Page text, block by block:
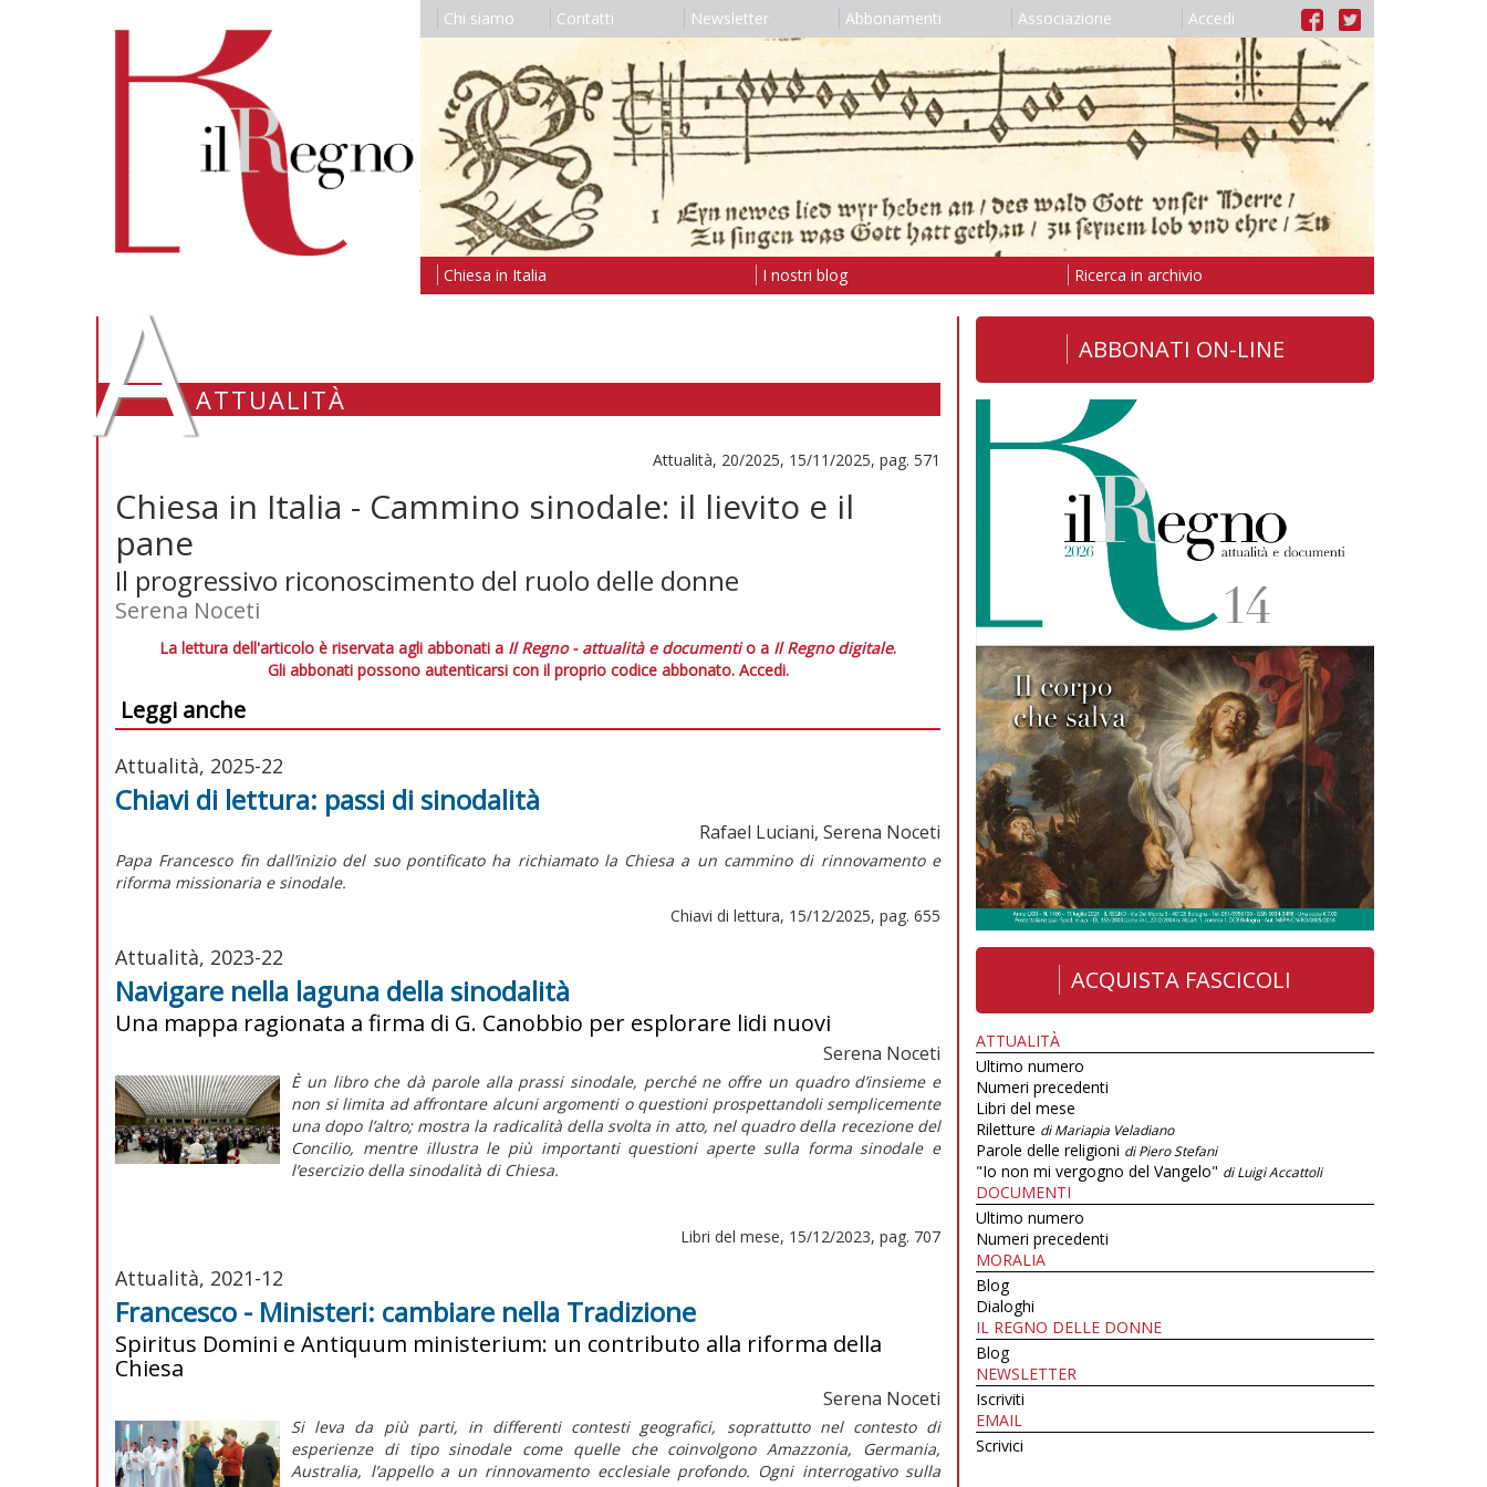
Chi siamo Contatti Newsletter Abbonamenti Associazione Accedi
Chiesa in Italia I nostri blog Ricerca in archivio
AATTUALITÀ
Attualità, 20/2025, 15/11/2025, pag. 571
Chiesa in Italia - Cammino sinodale: il lievito e il
pane
Il progressivo riconoscimento del ruolo delle donne
Serena Noceti
La lettura dell'articolo è riservata agli abbonati a Il Regno - attualità e documentio a Il Regno digitale.
Gli abbonati possono autenticarsi con il proprio codice abbonato. Accedi.
Leggi anche
Attualità, 2025-22
Chiavi di lettura: passi di sinodalità
Rafael Luciani, Serena Noceti
Papa Francesco fin dall’inizio del suo pontificato ha richiamato la Chiesa a un cammino di rinnovamento e
riforma missionaria e sinodale.
Chiavi di lettura, 15/12/2025, pag. 655
Attualità, 2023-22
Navigare nella laguna della sinodalità
Una mappa ragionata a firma di G. Canobbio per esplorare lidi nuovi
Serena Noceti
È un libro che dà parole alla prassi sinodale, perché ne offre un quadro d’insieme e
non si limita ad affrontare alcuni argomenti o questioni prospettandoli semplicemente
una dopo l’altro; mostra la radicalità della svolta in atto, nel quadro della recezione del
Concilio, mentre illustra le più importanti questioni aperte sulla forma sinodale e
l’esercizio della sinodalità di Chiesa.
Libri del mese, 15/12/2023, pag. 707
Attualità, 2021-12
Francesco - Ministeri: cambiare nella Tradizione
Spiritus Domini e Antiquum ministerium: un contributo alla riforma della
Chiesa
Serena Noceti
Si leva da più parti, in differenti contesti geografici, soprattutto nel contesto di
esperienze di tipo sinodale come quelle che coinvolgono Amazzonia, Germania,
Australia, l’appello a un rinnovamento ecclesiale profondo. Ogni interrogativo sulla
ABBONATI ON-LINE
ACQUISTA FASCICOLI
ATTUALITÀ
Ultimo numero
Numeri precedenti
Libri del mese
Riletture di Mariapia Veladiano
Parole delle religioni di Piero Stefani
"Io non mi vergogno del Vangelo" di Luigi Accattoli
DOCUMENTI
Ultimo numero
Numeri precedenti
MORALIA
Blog
Dialoghi
IL REGNO DELLE DONNE
Blog
NEWSLETTER
Iscriviti
EMAIL
Scrivici